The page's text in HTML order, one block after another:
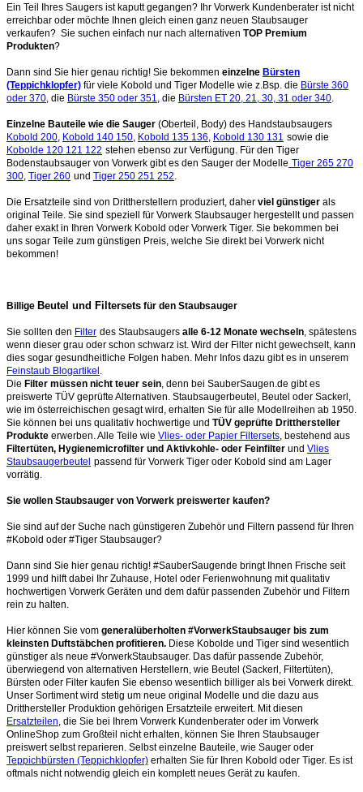
Ein Teil Ihres Saugers ist kaputt gegangen? Ihr Vorwerk Kundenberater ist nicht
erreichbar oder möchte Ihnen gleich einen ganz neuen Staubsauger
verkaufen? Sie suchen einfach nur nach alternativen TOP Premium
Produkten?
Dann sind Sie hier genau richtig! Sie bekommen einzelne Bürsten
(Teppichklopfer) für viele Kobold und Tiger Modelle wie z.Bsp. die Bürste 360
oder 370 , die Bürste 350 oder 351 , die Bürsten ET 20, 21, 30, 31 oder 340
Einzelne Bauteile wie die Sauger (Oberteil, Body) des Handstaubsaugers
Kobold 200 Kobold 140 150 Kobold 135 136 Kobold 130 131 sowie die
Kobolde 120 121 122 stehen ebenso zur Verfügung. Für den Tiger
Bodenstaubsauger von Vorwerk gibt es den Sauger der Modelle Tiger 265 270
300 Tiger 260 und Tiger 250 251 252
Die Ersatzteile sind von Drittherstellern produziert, daher viel günstiger als
original Teile. Sie sind speziell für Vorwerk Staubsauger hergestellt und passen
daher exakt in Ihren Vorwerk Kobold oder Vorwerk Tiger. Sie bekommen bei
uns sogar Teile zum günstigen Preis, welche Sie direkt bei Vorwerk nicht
bekommen!
Billige Beutel und Filtersets für den Staubsauger
Sie sollten den Filter des Staubsaugers alle 6-12 Monate wechseln , spätestens
wenn dieser grau oder schon schwarz ist. Wird der Filter nicht gewechselt, kann
dies sogar gesundheitliche Folgen haben. Mehr Infos dazu gibt es in unserem
Feinstaub Blogartikel
Die Filter müssen nicht teuer sein , denn bei SauberSaugen.de gibt es
preiswerte TÜV geprüfte Alternativen. Staubsaugerbeutel, Beutel oder Sackerl,
wie im österreichischen gesagt wird, erhalten Sie für alle Modellreihen ab 1950.
Sie können bei uns qualitativ hochwertige und TÜV geprüfte Dritthersteller
Produkte erwerben. Alle Teile wie Vlies- oder Papier Filtersets , bestehend aus
Filtertüten, Hygienemicrofilter und Aktivkohle- oder Feinfilter und Vlies
Staubsaugerbeutel passend für Vorwerk Tiger oder Kobold sind am Lager
vorrätig.
Sie wollen Staubsauger von Vorwerk preiswerter kaufen?
Sie sind auf der Suche nach günstigeren Zubehör und Filtern passend für Ihren
#Kobold oder #Tiger Staubsauger?
Dann sind Sie hier genau richtig! #SauberSaugende bringt Ihnen Frische seit
1999 und hilft dabei Ihr Zuhause, Hotel oder Ferienwohnung mit qualitativ
hochwertigen Vorwerk Geräten und dem dafür passenden Zubehör und Filtern
rein zu halten.
Hier können Sie vom generalüberholten #VorwerkStaubsauger bis zum
kleinsten Duftstäbchen profitieren. Diese Kobolde und Tiger sind wesentlich
günstiger als neue #VorwerkStaubsauger. Das dafür passende Zubehör,
überwiegend von alternativen Herstellern, wie Beutel (Sackerl, Filtertüten),
Bürsten oder Filter kaufen Sie ebenso wesentlich billiger als bei Vorwerk direkt.
Unser Sortiment wird stetig um neue original Modelle und die dazu aus
Dritthersteller Produktion gehörigen Ersatzteile erweitert. Mit diesen
Ersatzteilen , die Sie bei Ihrem Vorwerk Kundenberater oder im Vorwerk
OnlineShop zum Großteil nicht erhalten, können Sie Ihren Staubsauger
preiswert selbst reparieren. Selbst einzelne Bauteile, wie Sauger oder
Teppichbürsten (Teppichklopfer) erhalten Sie für Ihren Kobold oder Tiger. Es ist
oftmals nicht notwendig gleich ein komplett neues Gerät zu kaufen.